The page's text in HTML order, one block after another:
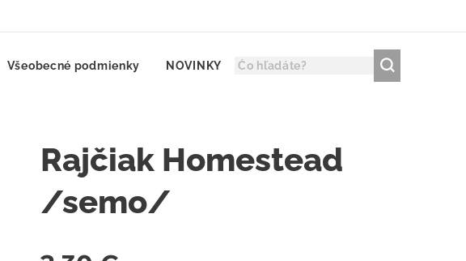
Všeobecné podmienky NOVINKY
Rajčiak Homestead
/semo/